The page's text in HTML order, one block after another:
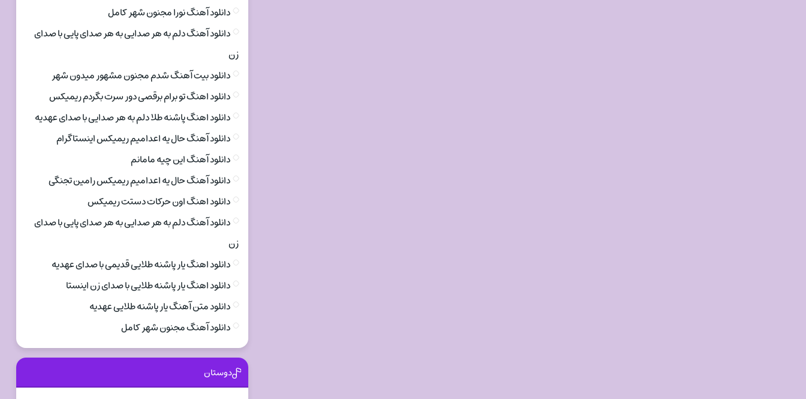
دانلود آهنگ نورا مجنون شهر کامل
دانلود آهنگ دلم به هر صدایی به هر صدای پایی با صدای
زن
دانلود بیت آهنگ شدم مجنون مشهور میدون شهر
دانلود اهنگ تو برام برقصی دور سرت بگردم ریمیکس
دانلود اهنگ پاشنه طلا دلم به هر صدایی با صدای عهدیه
دانلود آهنگ حال یه اعدامیم ریمیکس اینستاگرام
دانلود آهنگ این چیه مامانم
دانلود آهنگ حال یه اعدامیم ریمیکس رامین تجنگی
دانلود اهنگ اون حرکات دستت ریمیکس
دانلود آهنگ دلم به هر صدایی به هر صدای پایی با صدای
زن
دانلود اهنگ یار پاشنه طلایی قدیمی با صدای عهدیه
دانلود اهنگ یار پاشنه طلایی با صدای زن اینستا
دانلود متن آهنگ یار پاشنه طلایی عهدیه
دانلود آهنگ مجنون شهر کامل
دوستان